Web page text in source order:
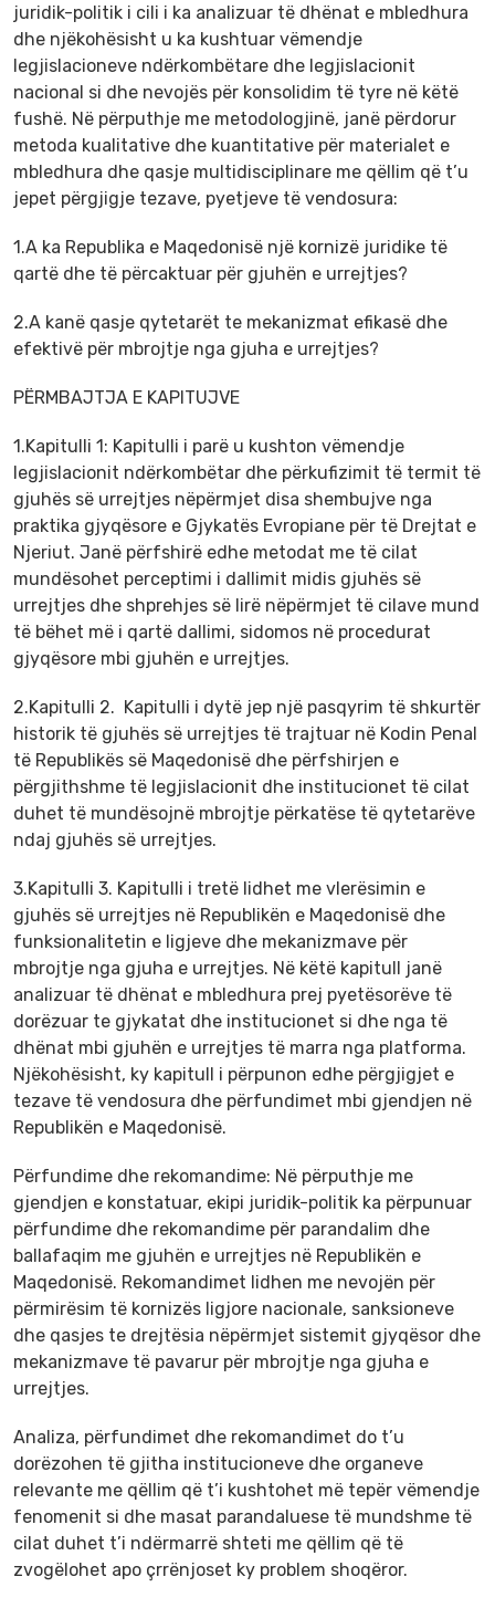
juridik-politik i cili i ka analizuar të dhënat e mbledhura
dhe njëkohësisht u ka kushtuar vëmendje
legjislacioneve ndërkombëtare dhe legjislacionit
nacional si dhe nevojës për konsolidim të tyre në këtë
fushë. Në përputhje me metodologjinë, janë përdorur
metoda kualitative dhe kuantitative për materialet e
mbledhura dhe qasje multidisciplinare me qëllim që t’u
jepet përgjigje tezave, pyetjeve të vendosura:
1.A ka Republika e Maqedonisë një kornizë juridike të
qartë dhe të përcaktuar për gjuhën e urrejtjes?
2.A kanë qasje qytetarët te mekanizmat efikasë dhe
efektivë për mbrojtje nga gjuha e urrejtjes?
PËRMBAJTJA E KAPITUJVE
1.Kapitulli 1: Kapitulli i parë u kushton vëmendje
legjislacionit ndërkombëtar dhe përkufizimit të termit të
gjuhës së urrejtjes nëpërmjet disa shembujve nga
praktika gjyqësore e Gjykatës Evropiane për të Drejtat e
Njeriut. Janë përfshirë edhe metodat me të cilat
mundësohet perceptimi i dallimit midis gjuhës së
urrejtjes dhe shprehjes së lirë nëpërmjet të cilave mund
të bëhet më i qartë dallimi, sidomos në procedurat
gjyqësore mbi gjuhën e urrejtjes.
2.Kapitulli 2. Kapitulli i dytë jep një pasqyrim të shkurtër
historik të gjuhës së urrejtjes të trajtuar në Kodin Penal
të Republikës së Maqedonisë dhe përfshirjen e
përgjithshme të legjislacionit dhe institucionet të cilat
duhet të mundësojnë mbrojtje përkatëse të qytetarëve
ndaj gjuhës së urrejtjes.
3.Kapitulli 3. Kapitulli i tretë lidhet me vlerësimin e
gjuhës së urrejtjes në Republikën e Maqedonisë dhe
funksionalitetin e ligjeve dhe mekanizmave për
mbrojtje nga gjuha e urrejtjes. Në këtë kapitull janë
analizuar të dhënat e mbledhura prej pyetësorëve të
dorëzuar te gjykatat dhe institucionet si dhe nga të
dhënat mbi gjuhën e urrejtjes të marra nga platforma.
Njëkohësisht, ky kapitull i përpunon edhe përgjigjet e
tezave të vendosura dhe përfundimet mbi gjendjen në
Republikën e Maqedonisë.
Përfundime dhe rekomandime: Në përputhje me
gjendjen e konstatuar, ekipi juridik-politik ka përpunuar
përfundime dhe rekomandime për parandalim dhe
ballafaqim me gjuhën e urrejtjes në Republikën e
Maqedonisë. Rekomandimet lidhen me nevojën për
përmirësim të kornizës ligjore nacionale, sanksioneve
dhe qasjes te drejtësia nëpërmjet sistemit gjyqësor dhe
mekanizmave të pavarur për mbrojtje nga gjuha e
urrejtjes.
Analiza, përfundimet dhe rekomandimet do t’u
dorëzohen të gjitha institucioneve dhe organeve
relevante me qëllim që t’i kushtohet më tepër vëmendje
fenomenit si dhe masat parandaluese të mundshme të
cilat duhet t’i ndërmarrë shteti me qëllim që të
zvogëlohet apo çrrënjoset ky problem shoqëror.